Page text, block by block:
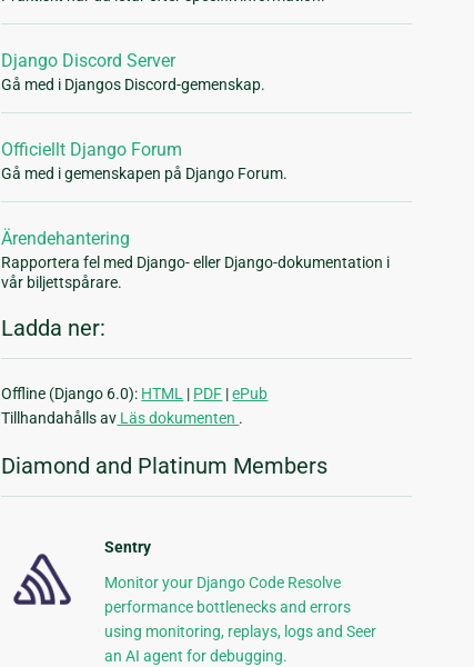
Django Discord Server
Gå med i Djangos Discord-gemenskap.
Officiellt Django Forum
Gå med i gemenskapen på Django Forum.
Ärendehantering
Rapportera fel med Django- eller Django-dokumentation i
vår biljettspårare.
Ladda ner:
Offline (Django 6.0): HTML | PDF |ePub
Tillhandahålls av Läs dokumenten .
Diamond and Platinum Members
Sentry
Monitor your Django Code Resolve
performance bottlenecks and errors
using monitoring, replays, logs and Seer
an AI agent for debugging.